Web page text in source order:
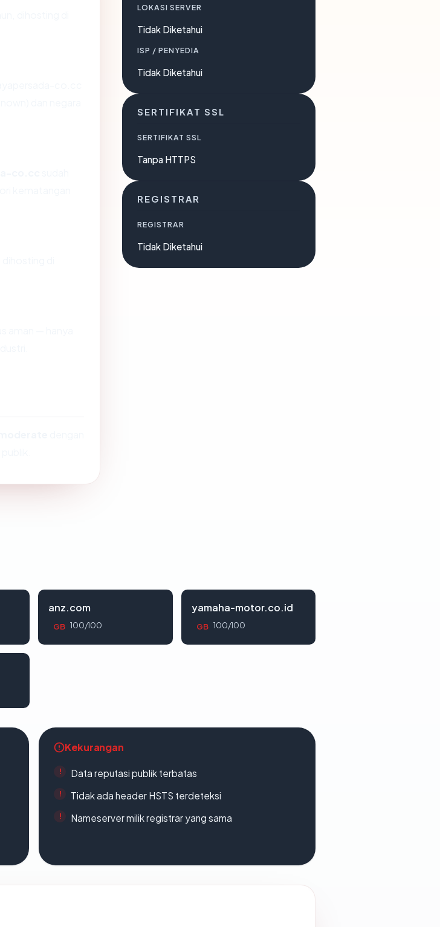
LOKASI SERVER
Tidak Diketahui
ISP / PENYEDIA
Tidak Diketahui
SERTIFIKAT SSL
SERTIFIKAT SSL
Tanpa HTTPS
REGISTRAR
REGISTRAR
Tidak Diketahui
anz.com
GB 100/100
yamaha-motor.co.id
GB 100/100
Kekurangan
Data reputasi publik terbatas
Tidak ada header HSTS terdeteksi
Nameserver milik registrar yang sama